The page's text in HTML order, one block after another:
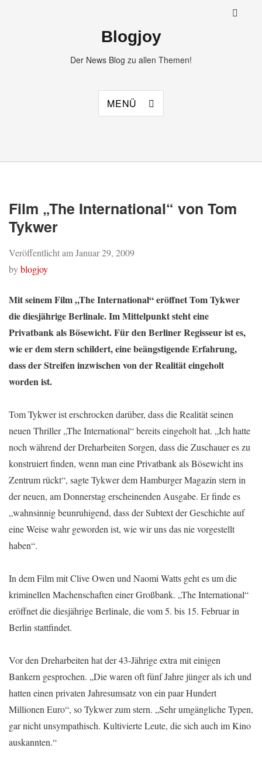
Blogjoy
Der News Blog zu allen Themen!
MENÜ
Film „The International“ von Tom
Tykwer
Veröffentlicht amJanuar 29, 2009
byblogjoy
Mit seinem Film „The International“ eröffnet Tom Tykwer
die diesjährige Berlinale. Im Mittelpunkt steht eine
Privatbank als Bösewicht. Für den Berliner Regisseur ist es,
wie er dem stern schildert, eine beängstigende Erfahrung,
dass der Streifen inzwischen von der Realität eingeholt
worden ist.
Tom Tykwer ist erschrocken darüber, dass die Realität seinen
neuen Thriller „The International“ bereits eingeholt hat. „Ich hatte
noch während der Dreharbeiten Sorgen, dass die Zuschauer es zu
konstruiert finden, wenn man eine Privatbank als Bösewicht ins
Zentrum rückt“, sagte Tykwer dem Hamburger Magazin stern in
der neuen, am Donnerstag erscheinenden Ausgabe. Er finde es
„wahnsinnig beunruhigend, dass der Subtext der Geschichte auf
eine Weise wahr geworden ist, wie wir uns das nie vorgestellt
haben“.
In dem Film mit Clive Owen und Naomi Watts geht es um die
kriminellen Machenschaften einer Großbank. „The International“
eröffnet die diesjährige Berlinale, die vom 5. bis 15. Februar in
Berlin stattfindet.
Vor den Dreharbeiten hat der 43-Jährige extra mit einigen
Bankern gesprochen. „Die waren oft fünf Jahre jünger als ich und
hatten einen privaten Jahresumsatz von ein paar Hundert
Millionen Euro“, so Tykwer zum stern. „Sehr umgängliche Typen,
gar nicht unsympathisch. Kultivierte Leute, die sich auch im Kino
auskannten.“